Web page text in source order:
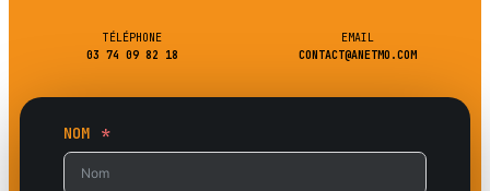
TÉLÉPHONE
03 74 09 82 18
EMAIL
CONTACT@ANETMO.COM
NOM